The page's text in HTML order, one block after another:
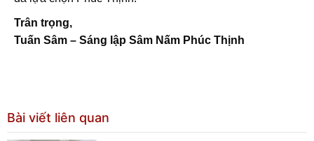
Trân trọng,
Tuấn Sâm – Sáng lập Sâm Nấm Phúc Thịnh
Bài viết liên quan